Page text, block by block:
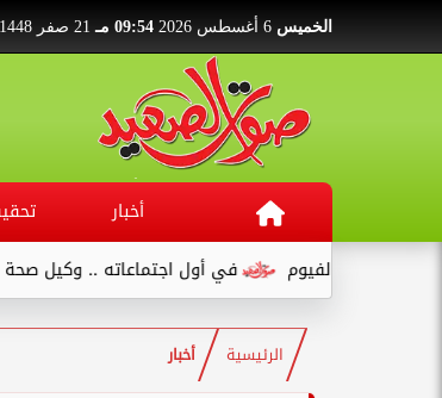
الخميس 09:54 مـ 21 صفر 1448
أخبار
في أول اجتماعاته .. وكيل صحة قنا
الرئيسية أخبار